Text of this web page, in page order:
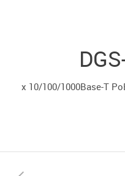
24 x 10/100/1000Base-T